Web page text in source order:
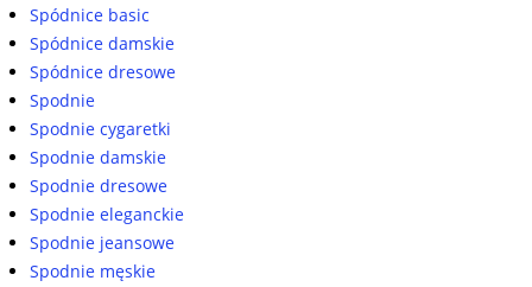
Spódnice basic
Spódnice damskie
Spódnice dresowe
Spodnie
Spodnie cygaretki
Spodnie damskie
Spodnie dresowe
Spodnie eleganckie
Spodnie jeansowe
Spodnie męskie